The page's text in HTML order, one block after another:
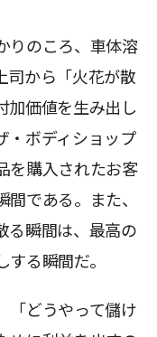
りのころ、車体溶
司から「火花が散
加価値を生み出し
・ボディショップ
を購入されたお客
である。また、
る瞬間は、最高の
る瞬間だ。
「どうやって儲け